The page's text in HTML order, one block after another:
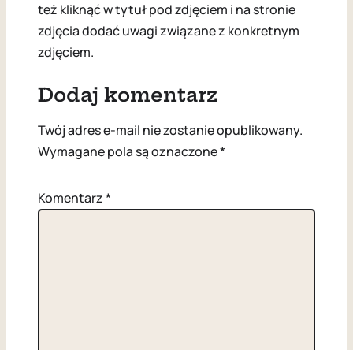
też kliknąć w tytuł pod zdjęciem i na stronie
zdjęcia dodać uwagi związane z konkretnym
zdjęciem.
Dodaj komentarz
Twój adres e-mail nie zostanie opublikowany.
Wymagane pola są oznaczone*
Komentarz*